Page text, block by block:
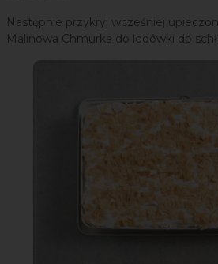
Następnie przykryj wcześniej
Malinowa Chmurka do lodówki do